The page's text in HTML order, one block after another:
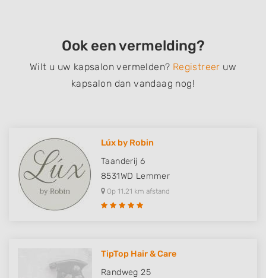
Ook een vermelding?
Wilt u uw kapsalon vermelden? Registreer uw
kapsalon dan vandaag nog!
Lúx by Robin
Taanderij 6
8531WD Lemmer
Op 11,21 km afstand
TipTop Hair & Care
Randweg 25